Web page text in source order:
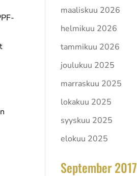
maaliskuu 2026
helmikuu 2026
tammikuu 2026
joulukuu 2025
marraskuu 2025
lokakuu 2025
syyskuu 2025
elokuu 2025
September 2017